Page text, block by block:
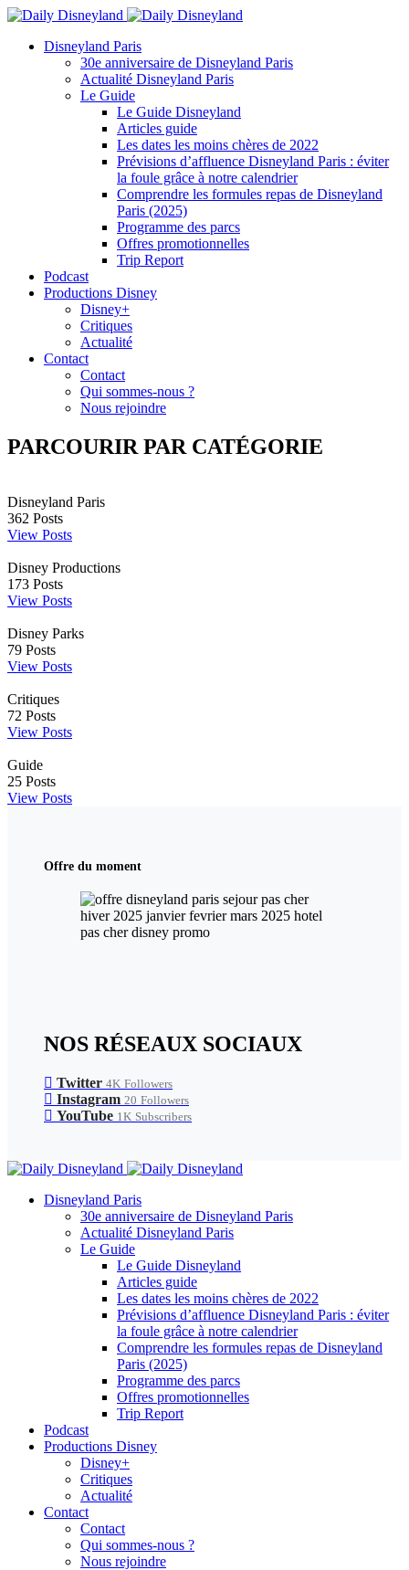
Disneyland Paris
30e anniversaire de Disneyland Paris
Actualité Disneyland Paris
Le Guide
Le Guide Disneyland
Articles guide
Les dates les moins chères de 2022
Prévisions d’affluence Disneyland Paris : éviter
la foule grâce à notre calendrier
Comprendre les formules repas de Disneyland
Paris (2025)
Programme des parcs
Offres promotionnelles
Trip Report
Podcast
Productions Disney
Disney+
Critiques
Actualité
Contact
Contact
Qui sommes-nous ?
Nous rejoindre
PARCOURIR PAR CATÉGORIE
Disneyland Paris
362 Posts
View Posts
Disney Productions
173 Posts
View Posts
Disney Parks
79 Posts
View Posts
Critiques
72 Posts
View Posts
Guide
25 Posts
View Posts
Offre du moment
NOS RÉSEAUX SOCIAUX
Twitter 4K Followers
Instagram 20 Followers
YouTube 1K Subscribers
Disneyland Paris
30e anniversaire de Disneyland Paris
Actualité Disneyland Paris
Le Guide
Le Guide Disneyland
Articles guide
Les dates les moins chères de 2022
Prévisions d’affluence Disneyland Paris : éviter
la foule grâce à notre calendrier
Comprendre les formules repas de Disneyland
Paris (2025)
Programme des parcs
Offres promotionnelles
Trip Report
Podcast
Productions Disney
Disney+
Critiques
Actualité
Contact
Contact
Qui sommes-nous ?
Nous rejoindre